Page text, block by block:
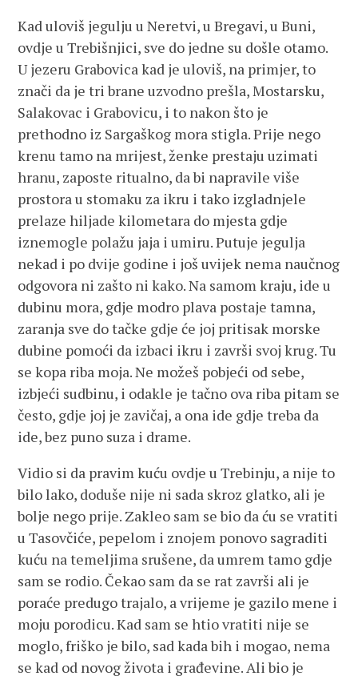
Kad uloviš jegulju u Neretvi, u Bregavi, u Buni,
ovdje u Trebišnjici, sve do jedne su došle otamo.
U jezeru Grabovica kad je uloviš, na primjer, to
znači da je tri brane uzvodno prešla, Mostarsku,
Salakovac i Grabovicu, i to nakon što je
prethodno iz Sargaškog mora stigla. Prije nego
krenu tamo na mrijest, ženke prestaju uzimati
hranu, zaposte ritualno, da bi napravile više
prostora u stomaku za ikru i tako izgladnjele
prelaze hiljade kilometara do mjesta gdje
iznemogle polažu jaja i umiru. Putuje jegulja
nekad i po dvije godine i još uvijek nema naučnog
odgovora ni zašto ni kako. Na samom kraju, ide u
dubinu mora, gdje modro plava postaje tamna,
zaranja sve do tačke gdje će joj pritisak morske
dubine pomoći da izbaci ikru i završi svoj krug. Tu
se kopa riba moja. Ne možeš pobjeći od sebe,
izbjeći sudbinu, i odakle je tačno ova riba pitam se
često, gdje joj je zavičaj, a ona ide gdje treba da
ide, bez puno suza i drame.
Vidio si da pravim kuću ovdje u Trebinju, a nije to
bilo lako, doduše nije ni sada skroz glatko, ali je
bolje nego prije. Zakleo sam se bio da ću se vratiti
u Tasovčiće, pepelom i znojem ponovo sagraditi
kuću na temeljima srušene, da umrem tamo gdje
sam se rodio. Čekao sam da se rat završi ali je
poraće predugo trajalo, a vrijeme je gazilo mene i
moju porodicu. Kad sam se htio vratiti nije se
moglo, friško je bilo, sad kada bih i mogao, nema
se kad od novog života i građevine. Ali bio je